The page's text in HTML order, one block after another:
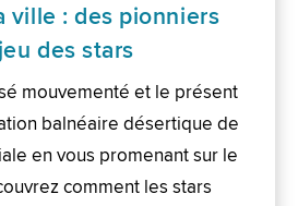
ville : des pionniers
des stars
mouvementé et le présent
balnéaire désertique de
en vous promenant sur le
comment les stars